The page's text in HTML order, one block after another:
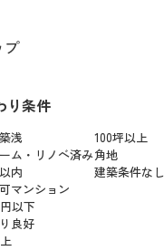
プ
り条件
浅
100坪以上
ム・リノベ済み角地
内
建築条件なし
マンション
以下
良好